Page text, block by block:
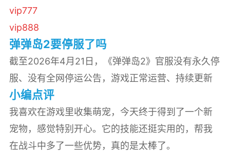
vip777
vip888
弹弹岛2要停服了吗
截至2026年4月21日，《弹弹岛2》官服没有永久停
服、没有全网停运公告，游戏正常运营、持续更新
小编点评
我喜欢在游戏里收集萌宠，今天终于得到了一个新
宠物，感觉特别开心。它的技能还挺实用的，帮我
在战斗中多了一些优势，真的是太棒了。